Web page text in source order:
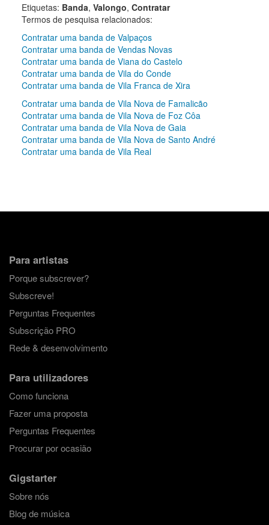
Etiquetas: Banda, Valongo, Contratar
Termos de pesquisa relacionados:
Contratar uma banda de Valpaços
Contratar uma banda de Vendas Novas
Contratar uma banda de Viana do Castelo
Contratar uma banda de Vila do Conde
Contratar uma banda de Vila Franca de Xira
Contratar uma banda de Vila Nova de Famalicão
Contratar uma banda de Vila Nova de Foz Côa
Contratar uma banda de Vila Nova de Gaia
Contratar uma banda de Vila Nova de Santo André
Contratar uma banda de Vila Real
Para artistas
Porque subscrever?
Subscreve!
Perguntas Frequentes
Subscrição PRO
Rede & desenvolvimento
Para utilizadores
Como funciona
Fazer uma proposta
Perguntas Frequentes
Procurar por ocasião
Gigstarter
Sobre nós
Blog de música